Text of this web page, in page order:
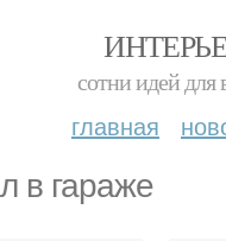
сотни идей для
главная
в гараже